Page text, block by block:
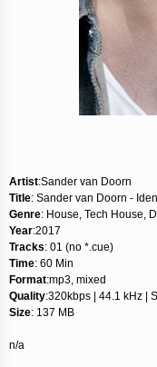
Artist:Sander van Doorn
Title: Sander van Doorn -
Genre: House, Tech House,
Year:2017
Tracks: 01 (no *.cue)
Time: 60 Min
Format:mp3, mixed
Quality:320kbps | 44.1 kHz |
Size: 137 MB
n/a